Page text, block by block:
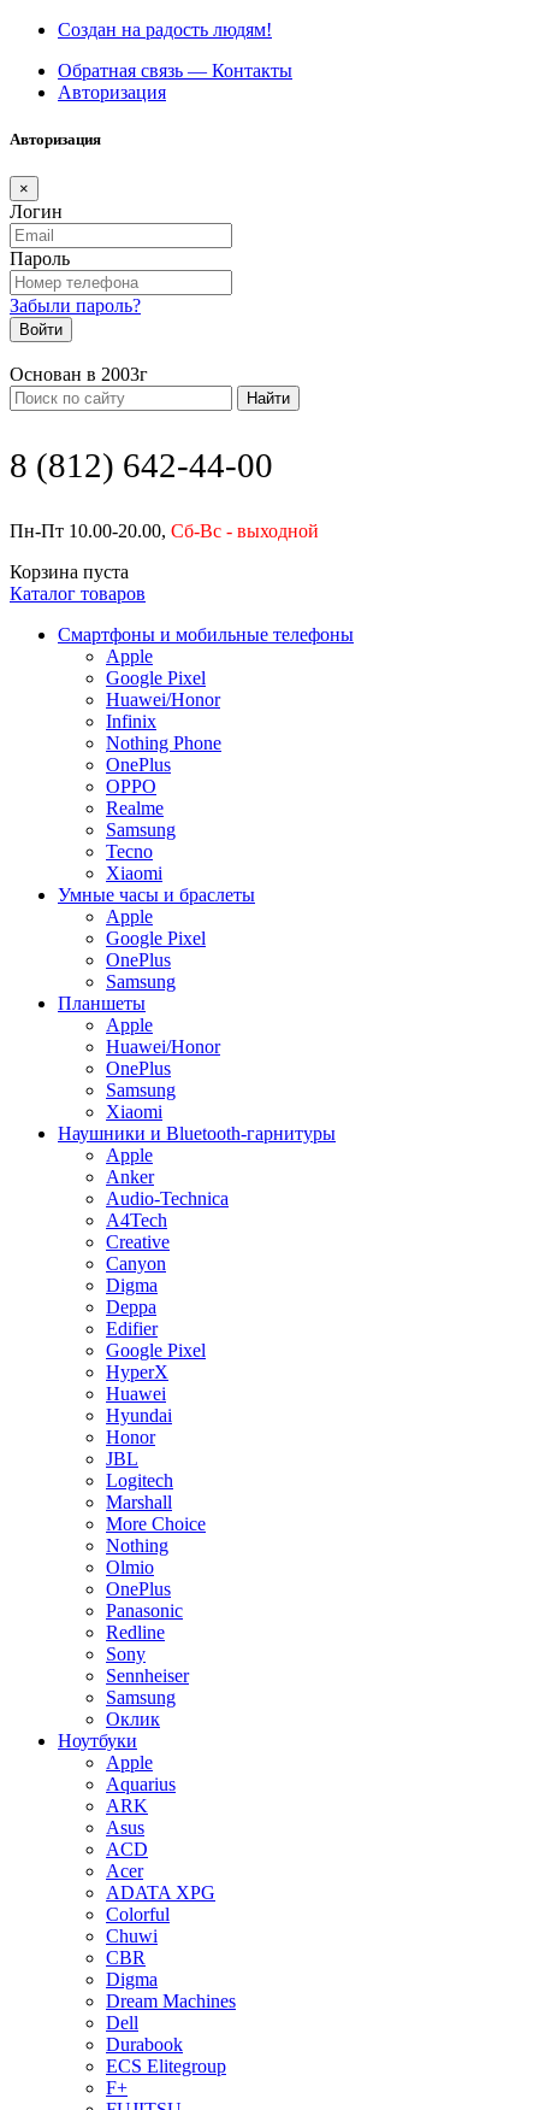
Создан на радость людям!
Обратная связь — Контакты
Авторизация
Авторизация
×
Логин
Пароль
Забыли пароль?
Войти
Основан в 2003г
Найти
8 (812) 642-44-00
Пн-Пт 10.00-20.00, Сб-Вс - выходной
Корзина пуста
Каталог товаров
Смартфоны и мобильные телефоны
Apple
Google Pixel
Huawei/Honor
Infinix
Nothing Phone
OnePlus
OPPO
Realme
Samsung
Tecno
Xiaomi
Умные часы и браслеты
Apple
Google Pixel
OnePlus
Samsung
Планшеты
Apple
Huawei/Honor
OnePlus
Samsung
Xiaomi
Наушники и Bluetooth-гарнитуры
Apple
Anker
Audio-Technica
A4Tech
Creative
Canyon
Digma
Deppa
Edifier
Google Pixel
HyperX
Huawei
Hyundai
Honor
JBL
Logitech
Marshall
More Choice
Nothing
Olmio
OnePlus
Panasonic
Redline
Sony
Sennheiser
Samsung
Оклик
Ноутбуки
Apple
Aquarius
ARK
Asus
ACD
Acer
ADATA XPG
Colorful
Chuwi
CBR
Digma
Dream Machines
Dell
Durabook
ECS Elitegroup
F+